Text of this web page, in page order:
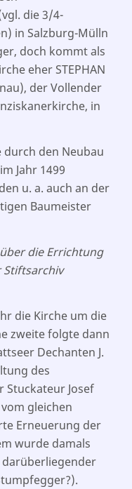
die 3/4-
in Salzburg-Mülln
doch kommt als
eher STEPHAN
der Vollender
in
den Neubau
Jahr 1499
u. a. auch an der
Baumeister
die Errichtung
Stiftsarchiv
die Kirche um die
zweite folgte dann
Dechanten J.
des
Stuckateur Josef
gleichen
Erneuerung der
wurde damals
darüberliegender